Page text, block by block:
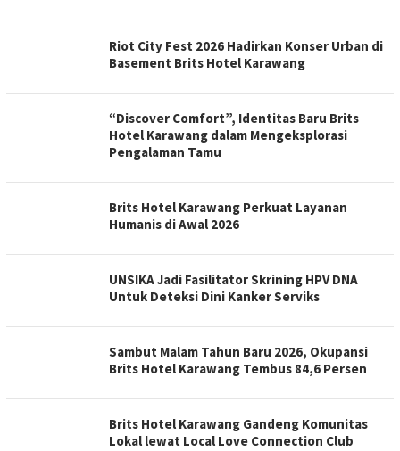
Riot City Fest 2026 Hadirkan Konser Urban di
Basement Brits Hotel Karawang
“Discover Comfort”, Identitas Baru Brits
Hotel Karawang dalam Mengeksplorasi
Pengalaman Tamu
Brits Hotel Karawang Perkuat Layanan
Humanis di Awal 2026
UNSIKA Jadi Fasilitator Skrining HPV DNA
Untuk Deteksi Dini Kanker Serviks
Sambut Malam Tahun Baru 2026, Okupansi
Brits Hotel Karawang Tembus 84,6 Persen
Brits Hotel Karawang Gandeng Komunitas
Lokal lewat Local Love Connection Club